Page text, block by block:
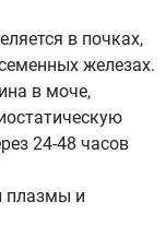
в почках,
железах.
в моче,
24-48 часов
плазмы и